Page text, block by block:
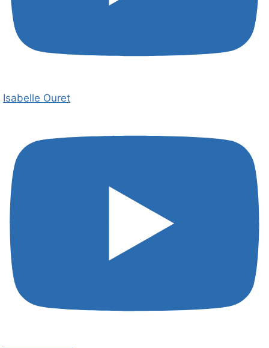
Isabelle Ouret